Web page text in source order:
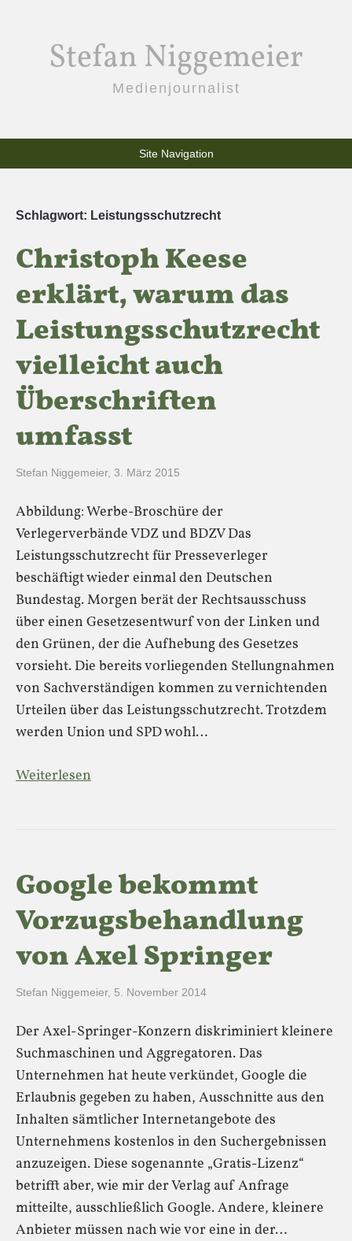
Stefan Niggemeier
Medienjournalist
Site Navigation
Schlagwort: Leistungsschutzrecht
Christoph Keese
erklärt, warum das
Leistungsschutzrecht
vielleicht auch
Überschriften
umfasst
Stefan Niggemeier, 3. März 2015
Abbildung: Werbe-Broschüre der
Verlegerverbände VDZ und BDZV Das
Leistungsschutzrecht für Presseverleger
beschäftigt wieder einmal den Deutschen
Bundestag. Morgen berät der Rechtsausschuss
über einen Gesetzesentwurf von der Linken und
den Grünen, der die Aufhebung des Gesetzes
vorsieht. Die bereits vorliegenden Stellungnahmen
von Sachverständigen kommen zu vernichtenden
Urteilen über das Leistungsschutzrecht. Trotzdem
werden Union und SPD wohl…
Weiterlesen
Google bekommt
Vorzugsbehandlung
von Axel Springer
Stefan Niggemeier, 5. November 2014
Der Axel-Springer-Konzern diskriminiert kleinere
Suchmaschinen und Aggregatoren. Das
Unternehmen hat heute verkündet, Google die
Erlaubnis gegeben zu haben, Ausschnitte aus den
Inhalten sämtlicher Internetangebote des
Unternehmens kostenlos in den Suchergebnissen
anzuzeigen. Diese sogenannte „Gratis-Lizenz“
betrifft aber, wie mir der Verlag auf Anfrage
mitteilte, ausschließlich Google. Andere, kleinere
Anbieter müssen nach wie vor eine in der…